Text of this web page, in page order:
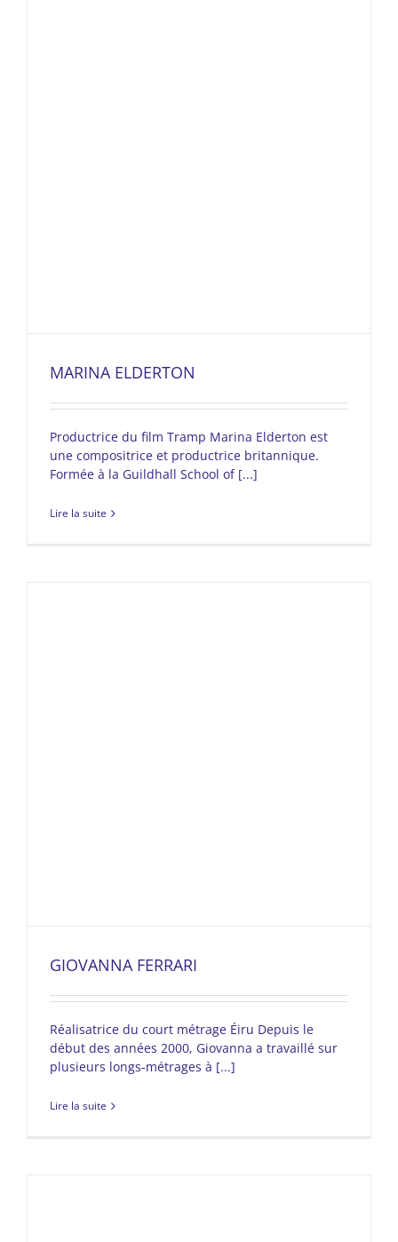
MARINA ELDERTON
Productrice du film Tramp Marina Elderton est
une compositrice et productrice britannique.
Formée à la Guildhall School of [...]
Lire la suite
GIOVANNA FERRARI
Réalisatrice du court métrage Éiru Depuis le
début des années 2000, Giovanna a travaillé sur
plusieurs longs-métrages à [...]
Lire la suite